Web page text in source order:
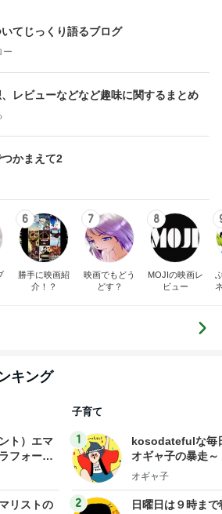
てじっくり語るブログ
ー
レビューなどなど趣味に関するまとめ
かまえて2
6
勝手に映画紹
介！？
7
映画でもどう
どす？
8
MOJIの映画レ
ビュー
キング
ト）エマ
フォー会
ドライ
リストの
子育て
1
kosodatefulな毎
オギャ子の暴走～
オギャ子
2
日曜日は９時まで